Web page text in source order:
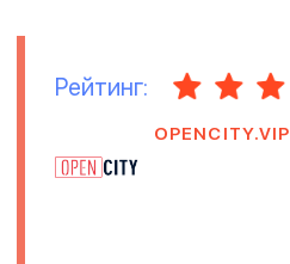
Рейтинг:
OPENCITY.VIP